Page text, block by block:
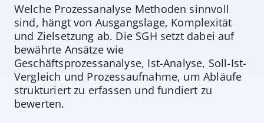
Welche Prozessanalyse Methoden sinnvoll
sind, hängt von Ausgangslage, Komplexität
und Zielsetzung ab. Die SGH setzt dabei auf
bewährte Ansätze wie
Geschäftsprozessanalyse, Ist-Analyse, Soll-Ist-
Vergleich und Prozessaufnahme, um Abläufe
strukturiert zu erfassen und fundiert zu
bewerten.